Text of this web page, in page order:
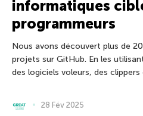
informatiques
programmeurs
Nous avons découvert plus de
projets sur GitHub. En les
des logiciels voleurs, des
28 Fév 2025